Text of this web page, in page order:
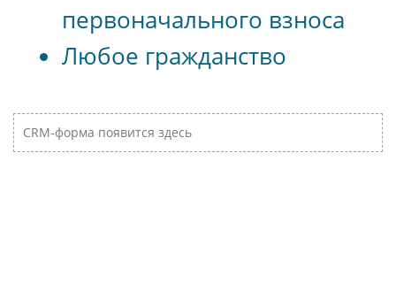
первоначального взноса
Любое гражданство
CRM-форма появится здесь